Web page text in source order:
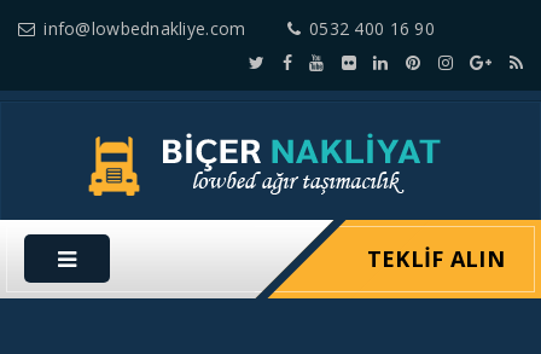
info@lowbednakliye.com 0532 400 16 90
TEKLIF ALIN